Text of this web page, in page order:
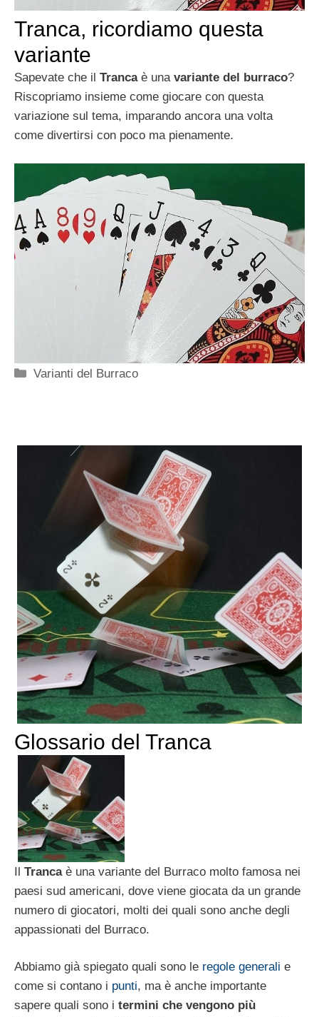
Tranca, ricordiamo questa
variante
Sapevate che il Trancaè una variante del burraco?
Riscopriamo insieme come giocare con questa
variazione sul tema, imparando ancora una volta
come divertirsi con poco ma pienamente.
Categorie
Varianti del Burraco
Glossario del Tranca
Il Trancaè una variante del Burraco molto famosa nei
paesi sud americani, dove viene giocata da un grande
numero di giocatori, molti dei quali sono anche degli
appassionati del Burraco.
Abbiamo già spiegato quali sono le regole generali e
come si contano i punti, ma è anche importante
sapere quali sono i termini che vengono più